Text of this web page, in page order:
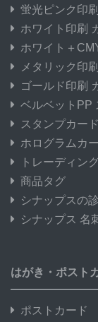
蛍光ピンク印
ホワイト印刷
ホワイト＋
メタリック印
ゴールド印刷
ベルベットPP
スタンプカード
ホログラムカ
トレーディン
商品タグ
シナップスの
シナップス 名
はがき・ポスト
ポストカード